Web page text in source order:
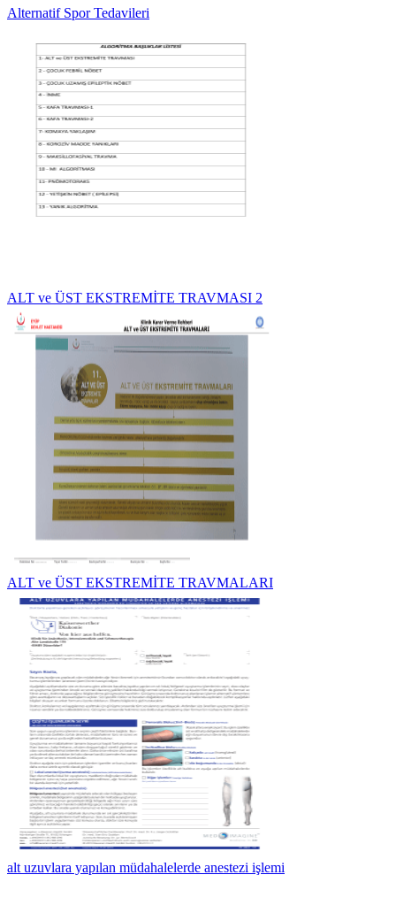
Alternatif Spor Tedavileri
ALT ve ÜST EKSTREMİTE TRAVMASI 2
ALT ve ÜST EKSTREMİTE TRAVMALARI
alt uzuvlara yapılan müdahalelerde anestezi işlemi